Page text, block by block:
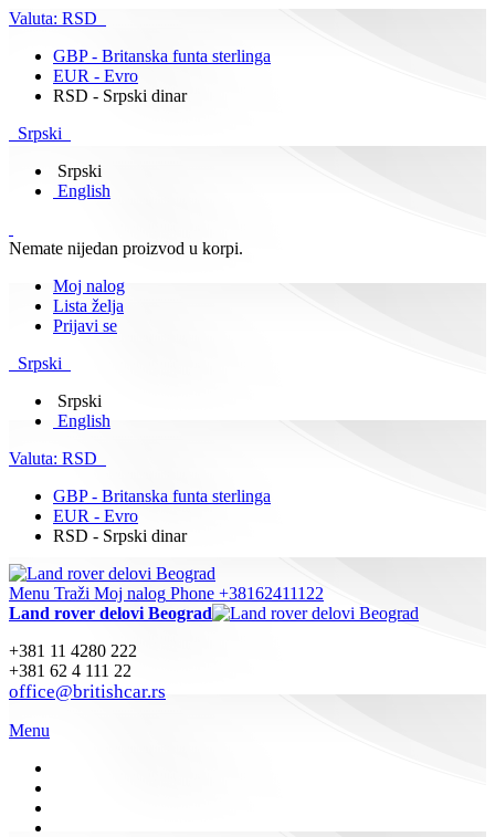
Valuta: RSD
GBP - Britanska funta sterlinga
EUR - Evro
RSD - Srpski dinar
Srpski
Srpski
English
Nemate nijedan proizvod u korpi.
Moj nalog
Lista želja
Prijavi se
Srpski
Srpski
English
Valuta: RSD
GBP - Britanska funta sterlinga
EUR - Evro
RSD - Srpski dinar
Menu Traži Moj nalog Phone +38162411122
Land rover delovi Beograd
+381 11 4280 222
+381 62 4 111 22
office@britishcar.rs
Menu